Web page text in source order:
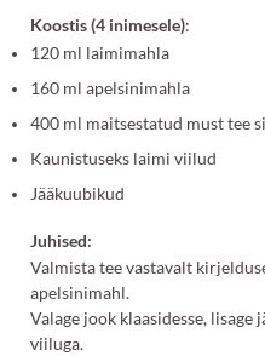
Koostis (4 inimesele):
120 ml laimimahla
160 ml apelsinimahla
400 ml maitsestatud must tee
Kaunistuseks laimi viilud
Jääkuubikud
Juhised:
Valmista tee vastavalt
apelsinimahl.
Valage jook klaasidesse,
viiluga.